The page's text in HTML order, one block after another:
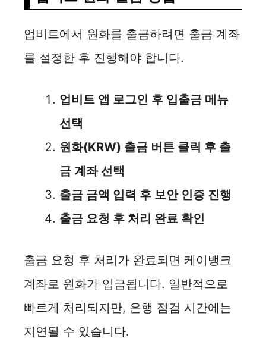
업비트에서 원화를 출금하려면 출금 계좌
를 설정한 후 진행해야 합니다.
업비트 앱 로그인 후 입출금 메뉴
선택
원화(KRW) 출금 버튼 클릭 후 출
금 계좌 선택
출금 금액 입력 후 보안 인증 진행
출금 요청 후 처리 완료 확인
출금 요청 후 처리가 완료되면 케이뱅크
계좌로 원화가 입금됩니다. 일반적으로
빠르게 처리되지만, 은행 점검 시간에는
지연될 수 있습니다.